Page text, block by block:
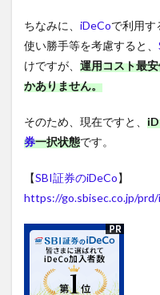
ちなみに、 iDeCoで利用す
使い勝手等を考慮すると、
けですが、 運用コスト最
かありません。
そのため、現在ですと、
券一択状態です。
【SBI証券のiDeCo】
https://go.sbisec.co.jp/